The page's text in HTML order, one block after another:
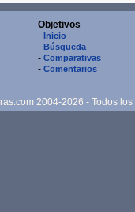
Objetivos
- Inicio
- Búsqueda
- Comparativas
- Comentarios
2004-2026 - Todos